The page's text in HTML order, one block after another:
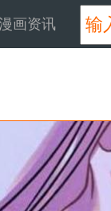
画资讯